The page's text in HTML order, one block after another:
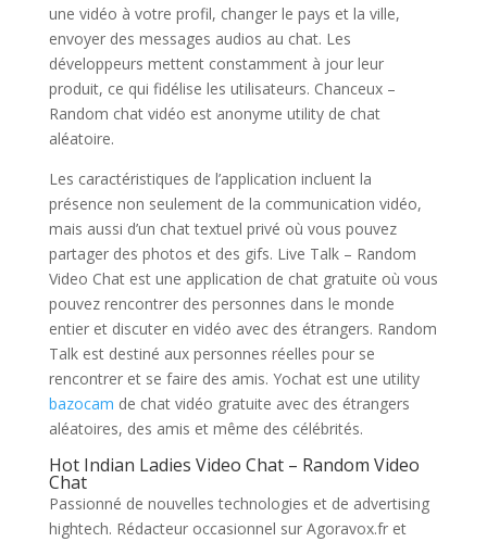
une vidéo à votre profil, changer le pays et la ville,
envoyer des messages audios au chat. Les
développeurs mettent constamment à jour leur
produit, ce qui fidélise les utilisateurs. Chanceux –
Random chat vidéo est anonyme utility de chat
aléatoire.
Les caractéristiques de l’application incluent la
présence non seulement de la communication vidéo,
mais aussi d’un chat textuel privé où vous pouvez
partager des photos et des gifs. Live Talk – Random
Video Chat est une application de chat gratuite où vous
pouvez rencontrer des personnes dans le monde
entier et discuter en vidéo avec des étrangers. Random
Talk est destiné aux personnes réelles pour se
rencontrer et se faire des amis. Yochat est une utility
bazocam de chat vidéo gratuite avec des étrangers
aléatoires, des amis et même des célébrités.
Hot Indian Ladies Video Chat – Random Video
Chat
Passionné de nouvelles technologies et de advertising
hightech. Rédacteur occasionnel sur Agoravox.fr et